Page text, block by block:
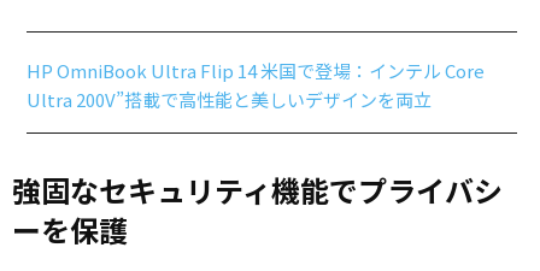
HP OmniBook Ultra Flip 14 米国で登場：インテル Core
Ultra 200V”搭載で高性能と美しいデザインを両立
強固なセキュリティ機能でプライバシ
ーを保護